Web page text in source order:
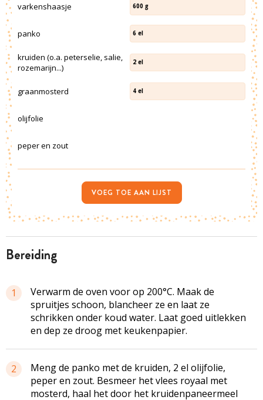
bereiding
1
Verwarm de oven voor op 200°C. Maak de
spruitjes schoon, blancheer ze en laat ze
schrikken onder koud water. Laat goed uitlekken
en dep ze droog met keukenpapier.
2
Meng de panko met de kruiden, 2 el olijfolie,
peper en zout. Besmeer het vlees royaal met
mosterd, haal het door het kruidenpaneermeel
varkenshaasje 600 g
panko 6 el
kruiden (o.a. peterselie, salie,
rozemarijn...)
2 el
graanmosterd 4 el
olijfolie
peper en zout
VOEG TOE AAN LIJST